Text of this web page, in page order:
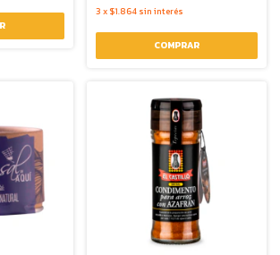
3 x $1.864 sin interés